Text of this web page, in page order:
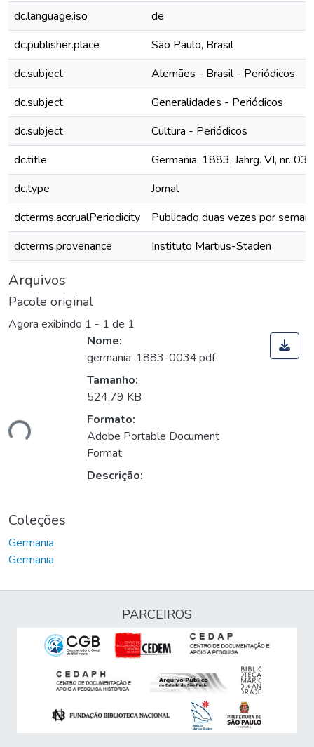
dc.language.iso
de
dc.publisher.place
São Paulo, Brasil
dc.subject
Alemães - Brasil - Periódicos
dc.subject
Generalidades - Periódicos
dc.subject
Cultura - Periódicos
dc.title
Germania, 1883, Jahrg. VI, nr. 034
dc.type
Jornal
dcterms.accrualPeriodicity
Publicado duas vezes por
dcterms.provenance
Instituto Martius-Staden
Arquivos
Pacote original
Agora exibindo 1 - 1 de 1
Nome:
germania-1883-0034.pdf
Tamanho:
524,79 KB
Formato:
Adobe Portable Document
Format
Descrição:
Coleções
Germania
Germania
PARCEIROS